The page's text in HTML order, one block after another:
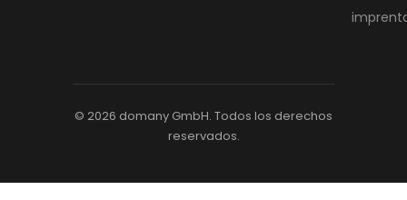
© 2026 domany GmbH. Todos los derechos
reservados.